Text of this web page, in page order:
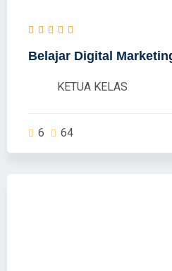
Belajar Digital
KETUA KELAS
6 64